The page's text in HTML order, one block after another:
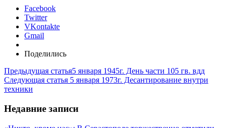
Facebook
Twitter
VKontakte
Gmail
Поделились
Предыдущая статья5 января 1945г. День части 105 гв. вдд
Следующая статья 5 января 1973г. Десантирование внутри
техники
Недавние записи